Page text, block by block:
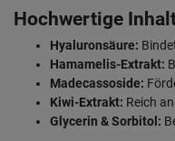
Hochwertige
Hyaluronsäure:
Hamamelis-Extrakt:
Madecassoside:
Kiwi-Extrakt: Reich
Glycerin & Sorbitol: